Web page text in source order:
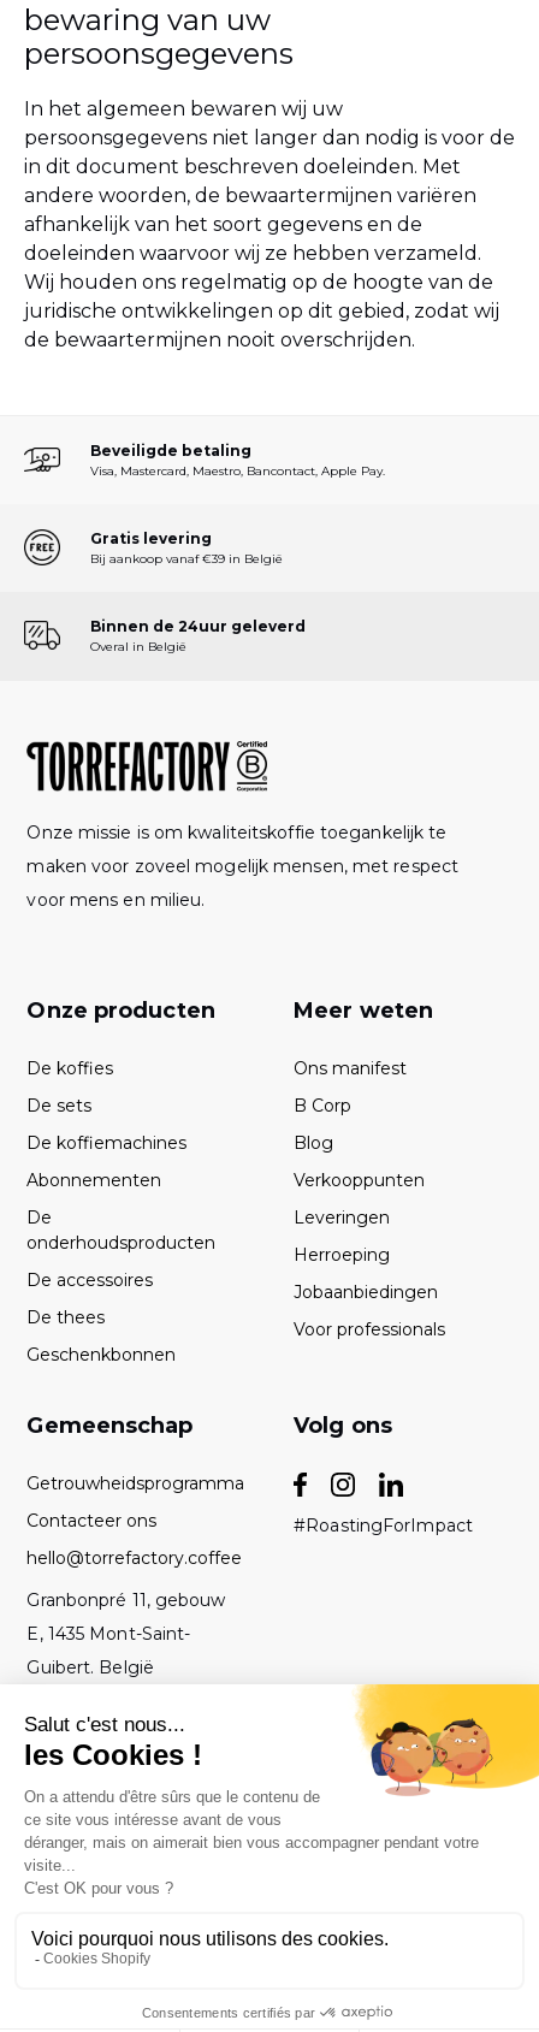
bewaring van uw
persoonsgegevens
In het algemeen bewaren wij uw
persoonsgegevens niet langer dan nodig is voor de
in dit document beschreven doeleinden. Met
andere woorden, de bewaartermijnen variëren
afhankelijk van het soort gegevens en de
doeleinden waarvoor wij ze hebben verzameld.
Wij houden ons regelmatig op de hoogte van de
juridische ontwikkelingen op dit gebied, zodat wij
de bewaartermijnen nooit overschrijden.
Beveiligde betaling
Visa, Mastercard, Maestro, Bancontact, Apple Pay.
Gratis levering
Bij aankoop vanaf €39 in België
Binnen de 24uur geleverd
Overal in België
Onze missie is om kwaliteitskoffie toegankelijk te
maken voor zoveel mogelijk mensen, met respect
voor mens en milieu.
Onze producten
De koffies
De sets
De koffiemachines
Abonnementen
De
onderhoudsproducten
De accessoires
De thees
Geschenkbonnen
Meer weten
Ons manifest
B Corp
Blog
Verkooppunten
Leveringen
Herroeping
Jobaanbiedingen
Voor professionals
Gemeenschap
Getrouwheidsprogramma
Contacteer ons
hello@torrefactory.coffee
Granbonpré 11, gebouw
E, 1435 Mont-Saint-
Guibert. België
Volg ons
#RoastingForImpact
2019 Torrefactory
Project - Alle
rechten
Met ♥ gebrand in
-
Privacybeleid